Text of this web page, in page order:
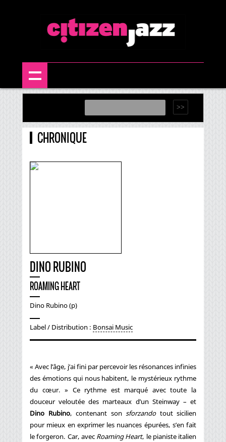
CHRONIQUE
DINO RUBINO
ROAMING HEART
Dino Rubino (p)
Label / Distribution : Bonsai Music
« Avec l’âge, j’ai fini par percevoir les résonances infinies
des émotions qui nous habitent, le mystérieux rythme
du cœur. » Ce rythme est marqué avec toute la
douceur veloutée des marteaux d’un Steinway – et
Dino Rubino, contenant son sforzandotout sicilien
pour mieux en exprimer les nuances épurées, s’en fait
le forgeron. Car, avec Roaming Heart, le pianiste italien